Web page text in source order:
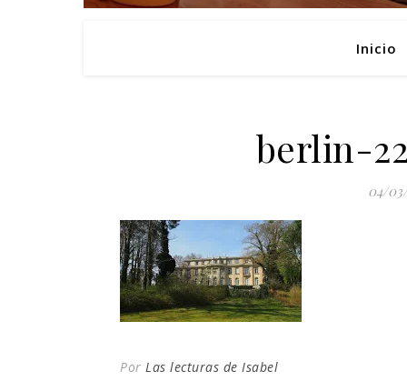
Inicio
berlin-
04/
Por Las lecturas de Isabel